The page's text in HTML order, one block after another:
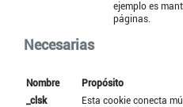
Necesarias
ejemplo es
páginas.
Nombre
Propósito
_clsk
Esta cookie conecta